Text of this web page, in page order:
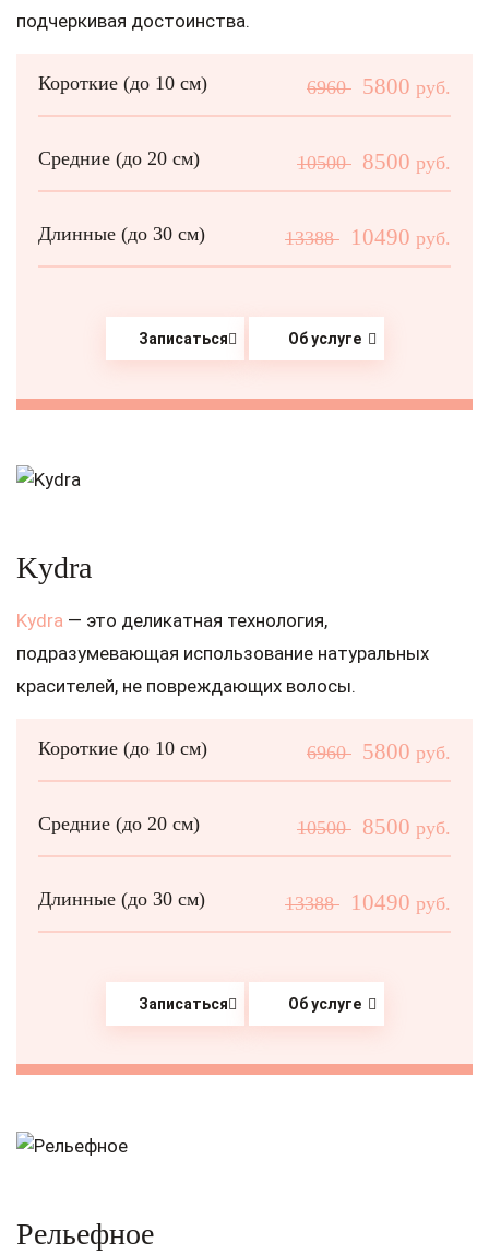
подчеркивая достоинства.
Короткие (до 10 см) 6960 5800 руб.
Средние (до 20 см) 10500 8500 руб.
Длинные (до 30 см) 13388 10490 руб.
Записаться Об услуге
Kydra
Kydra — это деликатная технология,
подразумевающая использование натуральных
красителей, не повреждающих волосы.
Короткие (до 10 см) 6960 5800 руб.
Средние (до 20 см) 10500 8500 руб.
Длинные (до 30 см) 13388 10490 руб.
Записаться Об услуге
Рельефное